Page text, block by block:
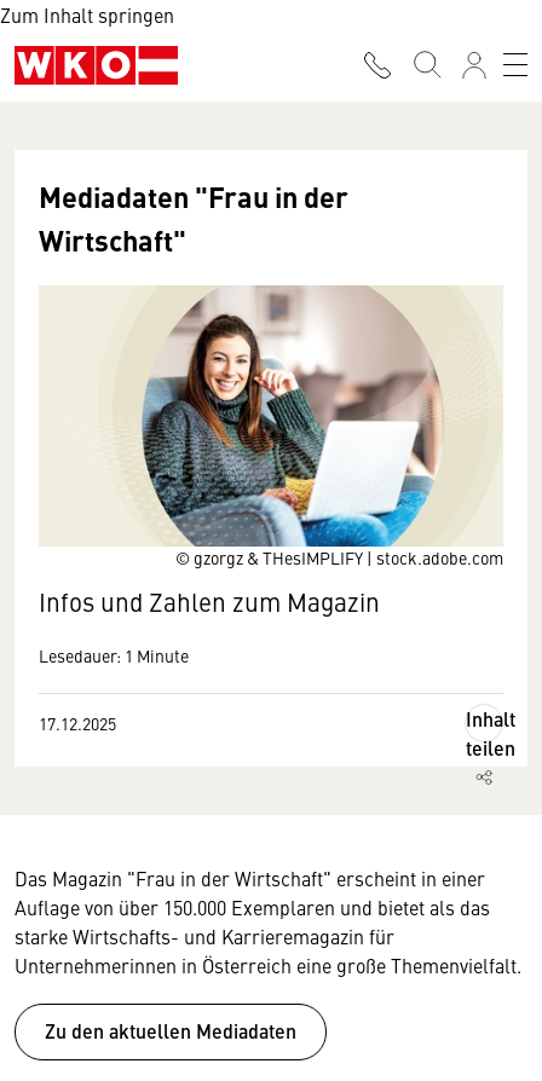
Zum Inhalt springen
© gzorgz & THesIMPLIFY | stock.adobe.com
Mediadaten "Frau in der
Wirtschaft"
Infos und Zahlen zum Magazin
Lesedauer: 1 Minute
17.12.2025
Inhalt
teilen
Das Magazin "Frau in der Wirtschaft" erscheint in einer
Auflage von über 150.000 Exemplaren und bietet als das
starke Wirtschafts- und Karrieremagazin für
Unternehmerinnen in Österreich eine große Themenvielfalt.
Zu den aktuellen Mediadaten